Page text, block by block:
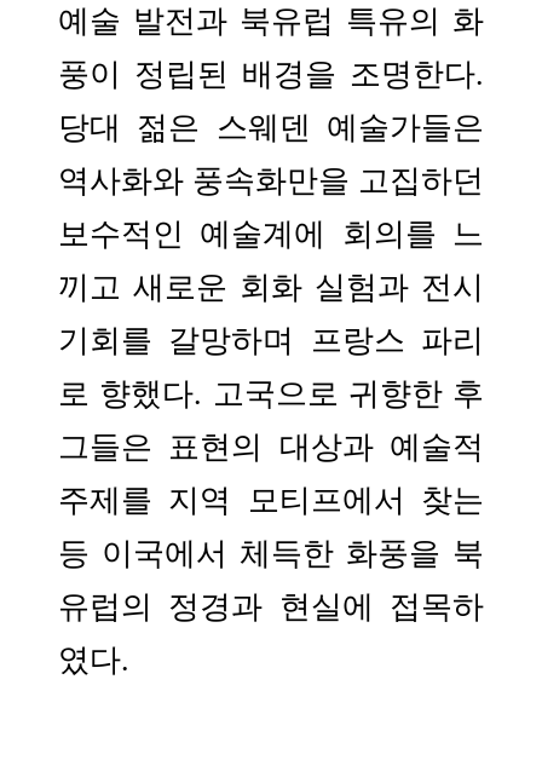
예술 발전과 북유럽 특유의 화
풍이 정립된 배경을 조명한다.
당대 젊은 스웨덴 예술가들은
역사화와 풍속화만을 고집하던
보수적인 예술계에 회의를 느
끼고 새로운 회화 실험과 전시
기회를 갈망하며 프랑스 파리
로 향했다. 고국으로 귀향한 후
그들은 표현의 대상과 예술적
주제를 지역 모티프에서 찾는
등 이국에서 체득한 화풍을 북
유럽의 정경과 현실에 접목하
였다.